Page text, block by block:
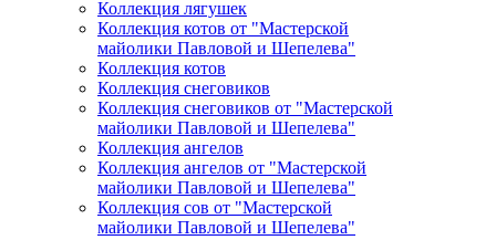
Коллекция лягушек
Коллекция котов от "Мастерской
майолики Павловой и Шепелева"
Коллекция котов
Коллекция снеговиков
Коллекция снеговиков от "Мастерской
майолики Павловой и Шепелева"
Коллекция ангелов
Коллекция ангелов от "Мастерской
майолики Павловой и Шепелева"
Коллекция сов от "Мастерской
майолики Павловой и Шепелева"